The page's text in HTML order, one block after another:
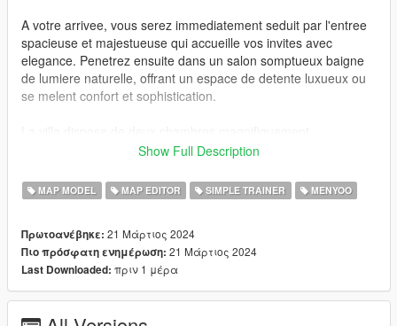
A votre arrivee, vous serez immediatement seduit par l'entree
spacieuse et majestueuse qui accueille vos invites avec
elegance. Penetrez ensuite dans un salon somptueux baigne
de lumiere naturelle, offrant un espace de detente luxueux ou
se melent confort et sophistication.
amenagees, chacune avec sa propre salle de bain privative
offre une vue imprenable sur la rue animee de Los Santos,
tandis que la seconde chambre vous invite a vous detendre
La cuisine ouverte, veritable chef-d'oeuvre de design, est
equipee des dernieres technologies et des meilleurs appareils
electromenagers pour satisfaire les exigences des amateurs
Show Full Description
MAP MODEL MAP EDITOR SIMPLE TRAINER MENYOO
Πρωτοανέβηκε: 21 Μάρτιος 2024
Πιο πρόσφατη ενημέρωση: 21 Μάρτιος 2024
Last Downloaded: πριν 1 μέρα